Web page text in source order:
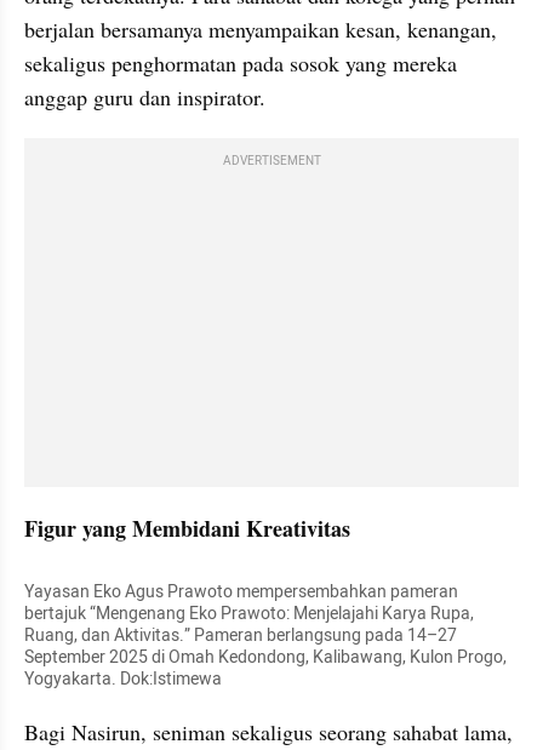
berjalan bersamanya menyampaikan kesan, kenangan,
sekaligus penghormatan pada sosok yang mereka
anggap guru dan inspirator.
ADVERTISEMENT
Figur yang Membidani Kreativitas
Yayasan Eko Agus Prawoto mempersembahkan pameran
bertajuk “Mengenang Eko Prawoto: Menjelajahi Karya Rupa,
Ruang, dan Aktivitas.” Pameran berlangsung pada 14–27
September 2025 di Omah Kedondong, Kalibawang, Kulon Progo,
Yogyakarta. Dok:Istimewa
Bagi Nasirun, seniman sekaligus seorang sahabat lama,